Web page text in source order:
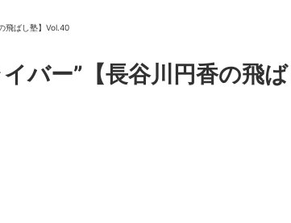
飛ばし塾】Vol.40
バー”【長谷川円香の飛